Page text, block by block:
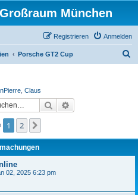
München
Anmelden
Registrieren
Porsche GT2 Cup
Claus
Suche
1 2
02, 2025 6:23 pm